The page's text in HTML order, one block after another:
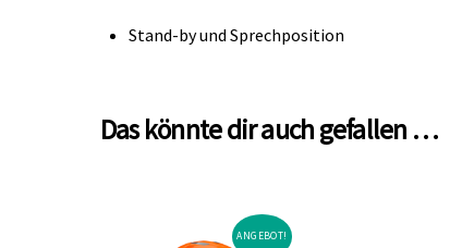
Stand-by und Sprechposition
Das könnte dir auch gefallen …
ANGEBOT!